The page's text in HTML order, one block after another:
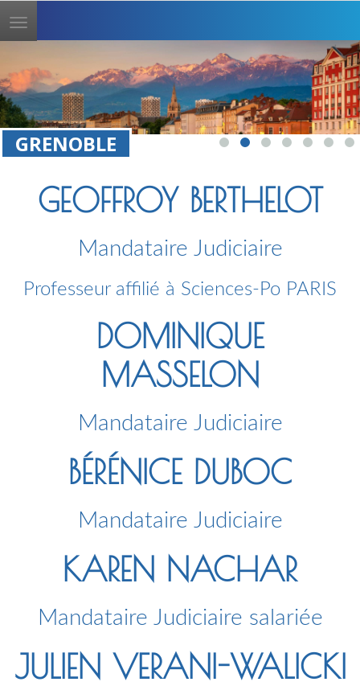
Toggle
navigation
GRENOBLE
GEOFFROY BERTHELOT
Mandataire Judiciaire
Professeur affilié à Sciences-Po PARIS
DOMINIQUE
MASSELON
Mandataire Judiciaire
BÉRÉNICE DUBOC
Mandataire Judiciaire
KAREN NACHAR
Mandataire Judiciaire salariée
JULIEN VERANI-WALICKI